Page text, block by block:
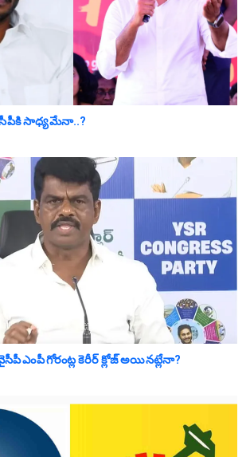
సాధ్య‌మేనా..?
ఎంపీ గోరంట్ల కెరీర్ క్లోజ్ అయిన‌ట్లేనా?